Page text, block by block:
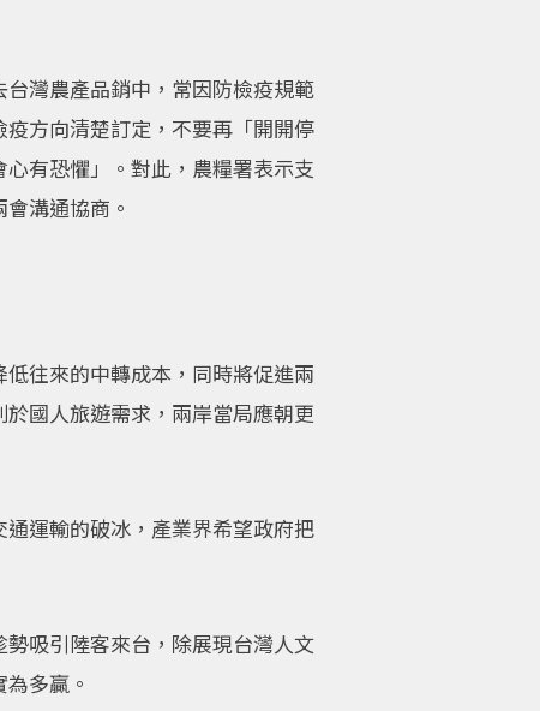
灣農產品銷中，常因防檢疫規範
方向清楚訂定，不要再「開開停
有恐懼」。對此，農糧署表示支
溝通協商。
往來的中轉成本，同時將促進兩
國人旅遊需求，兩岸當局應朝更
運輸的破冰，產業界希望政府把
吸引陸客來台，除展現台灣人文
多贏。